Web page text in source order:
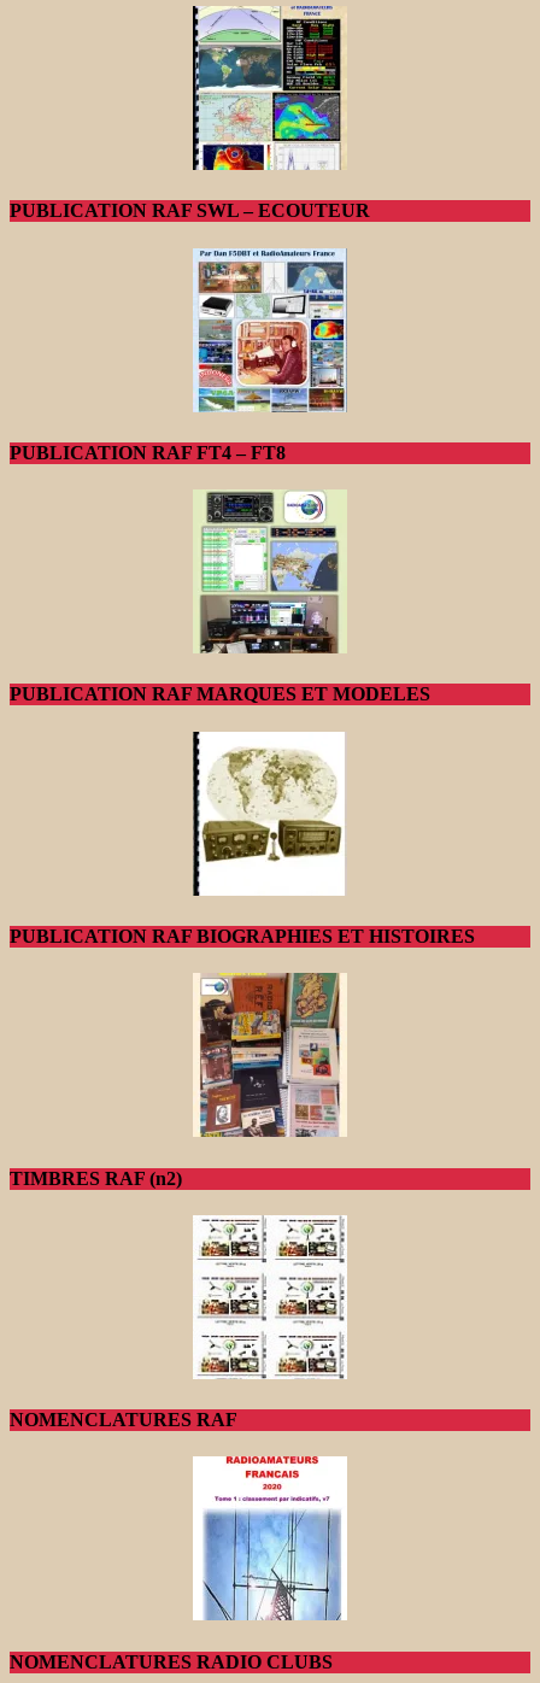
PUBLICATION RAF SWL – ECOUTEUR
PUBLICATION RAF FT4 – FT8
PUBLICATION RAF MARQUES ET MODELES
PUBLICATION RAF BIOGRAPHIES ET HISTOIRES
TIMBRES RAF (n2)
NOMENCLATURES RAF
NOMENCLATURES RADIO CLUBS